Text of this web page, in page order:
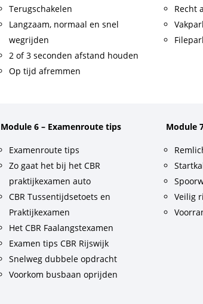
Terugschakelen
Langzaam, normaal en snel
wegrijden
2 of 3 seconden afstand houden
Op tijd afremmen
Recht
Module 6 – Examenroute tips
Examenroute tips
Zo gaat het bij het CBR
praktijkexamen auto
CBR Tussentijdsetoets en
Praktijkexamen
Het CBR Faalangstexamen
Examen tips CBR Rijswijk
Snelweg dubbele opdracht
Voorkom busbaan oprijden
Module
Veilig